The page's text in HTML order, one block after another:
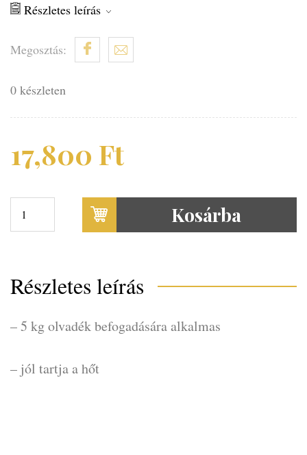
Részletes leírás
Megosztás:
0 készleten
17,800 Ft
Kosárba
Részletes leírás
– 5 kg olvadék befogadására alkalmas
– jól tartja a hőt